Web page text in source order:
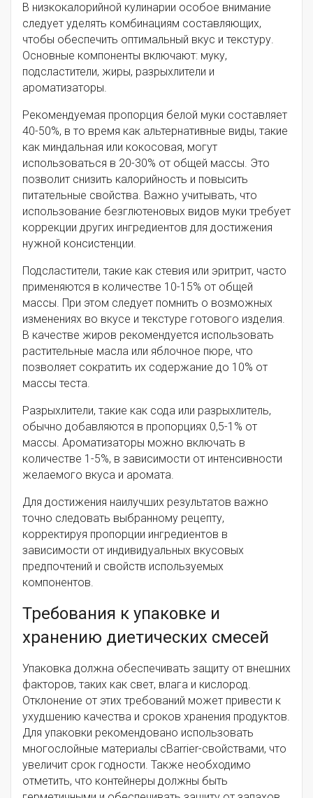
В низкокалорийной кулинарии особое внимание
следует уделять комбинациям составляющих,
чтобы обеспечить оптимальный вкус и текстуру.
Основные компоненты включают: муку,
подсластители, жиры, разрыхлители и
ароматизаторы.
Рекомендуемая пропорция белой муки составляет
40-50%, в то время как альтернативные виды, такие
как миндальная или кокосовая, могут
использоваться в 20-30% от общей массы. Это
позволит снизить калорийность и повысить
питательные свойства. Важно учитывать, что
использование безглютеновых видов муки требует
коррекции других ингредиентов для достижения
нужной консистенции.
Подсластители, такие как стевия или эритрит, часто
применяются в количестве 10-15% от общей
массы. При этом следует помнить о возможных
изменениях во вкусе и текстуре готового изделия.
В качестве жиров рекомендуется использовать
растительные масла или яблочное пюре, что
позволяет сократить их содержание до 10% от
массы теста.
Разрыхлители, такие как сода или разрыхлитель,
обычно добавляются в пропорциях 0,5-1% от
массы. Ароматизаторы можно включать в
количестве 1-5%, в зависимости от интенсивности
желаемого вкуса и аромата.
Для достижения наилучших результатов важно
точно следовать выбранному рецепту,
корректируя пропорции ингредиентов в
зависимости от индивидуальных вкусовых
предпочтений и свойств используемых
компонентов.
Требования к упаковке и
хранению диетических смесей
Упаковка должна обеспечивать защиту от внешних
факторов, таких как свет, влага и кислород.
Отклонение от этих требований может привести к
ухудшению качества и сроков хранения продуктов.
Для упаковки рекомендовано использовать
многослойные материалы сBarrier-свойствами, что
увеличит срок годности. Также необходимо
отметить, что контейнеры должны быть